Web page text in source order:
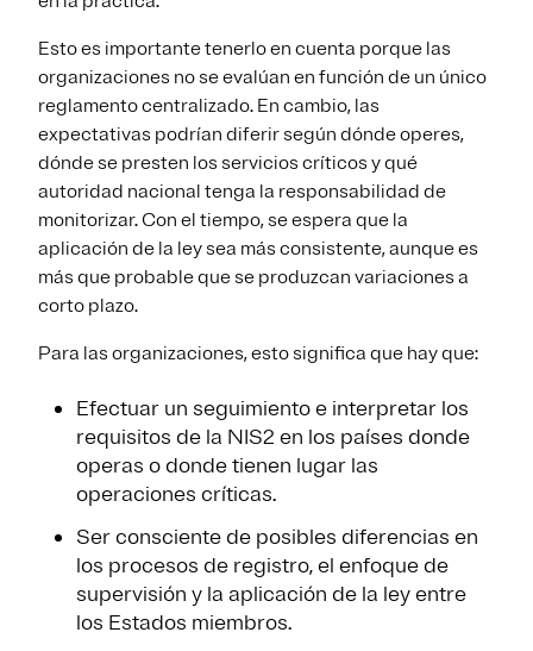
Esto es importante tenerlo en cuenta porque las
organizaciones no se evalúan en función de un único
reglamento centralizado. En cambio, las
expectativas podrían diferir según dónde operes,
dónde se presten los servicios críticos y qué
autoridad nacional tenga la responsabilidad de
monitorizar. Con el tiempo, se espera que la
aplicación de la ley sea más consistente, aunque es
más que probable que se produzcan variaciones a
corto plazo.
Para las organizaciones, esto significa que hay que:
Efectuar un seguimiento e interpretar los
requisitos de la NIS2 en los países donde
operas o donde tienen lugar las
operaciones críticas.
Ser consciente de posibles diferencias en
los procesos de registro, el enfoque de
supervisión y la aplicación de la ley entre
los Estados miembros.